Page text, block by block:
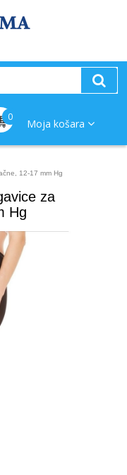
0
Moja košara
12-17 mm Hg
za
Hg